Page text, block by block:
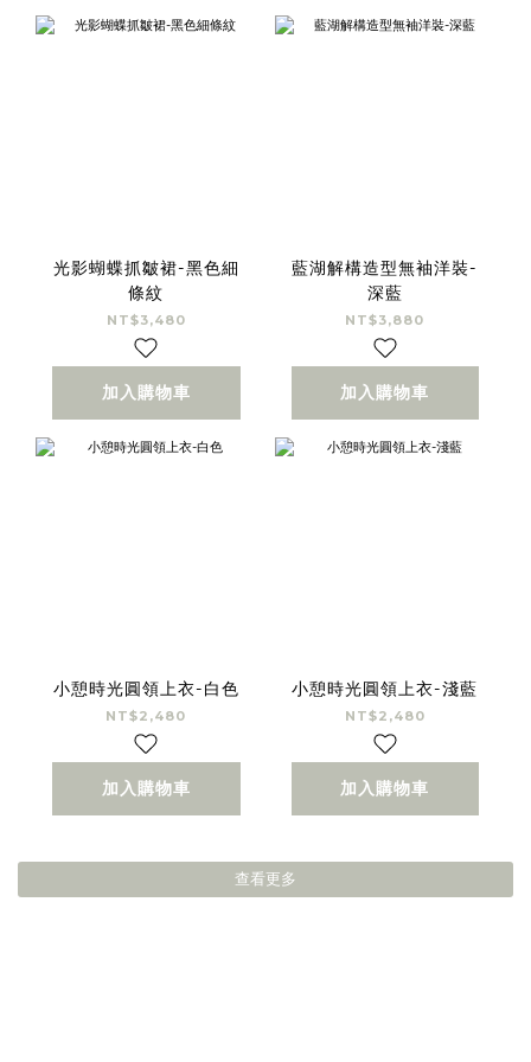
光影蝴蝶抓皺裙-黑色細
條紋
NT$3,480
加入購物車
藍湖解構造型無袖洋裝-
深藍
NT$3,880
加入購物車
小憩時光圓領上衣-白色
NT$2,480
加入購物車
小憩時光圓領上衣-淺藍
NT$2,480
加入購物車
查看更多